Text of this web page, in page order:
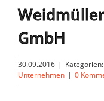
GmbH
30.09.2016 | Kategorien:
Unternehmen | 0